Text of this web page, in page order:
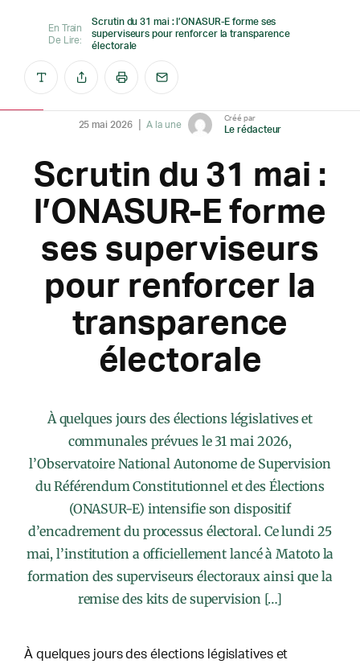
En Train
De Lire:
Scrutin du 31 mai : l’ONASUR-E forme ses
superviseurs pour renforcer la transparence
électorale
25 mai 2026 A la une
Créé par
Le rédacteur
Scrutin du 31 mai :
l’ONASUR-E forme
ses superviseurs
pour renforcer la
transparence
électorale
À quelques jours des élections législatives et
communales prévues le 31 mai 2026,
l’Observatoire National Autonome de Supervision
du Référendum Constitutionnel et des Élections
(ONASUR-E) intensifie son dispositif
d’encadrement du processus électoral. Ce lundi 25
mai, l’institution a officiellement lancé à Matoto la
formation des superviseurs électoraux ainsi que la
remise des kits de supervision […]
À quelques jours des élections législatives et